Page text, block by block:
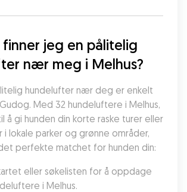
jeg en pålitelig
nær meg i Melhus?
hundelufter nær deg er enkelt
Med 32 hundeluftere i Melhus,
å gi hunden din korte raske turer eller
i lokale parker og grønne områder,
perfekte matchet for hunden din:
eller søkelisten for å oppdage
i Melhus.